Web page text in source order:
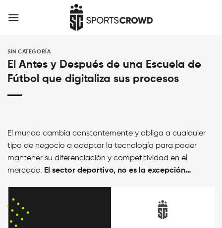
SIN CATEGORÍA
El Antes y Después de una Escuela de
Fútbol que digitaliza sus procesos
El mundo cambia constantemente y obliga a cualquier
tipo de negocio a adoptar la tecnología para poder
mantener su diferenciación y competitividad en el
mercado. El sector deportivo, no es la excepción…